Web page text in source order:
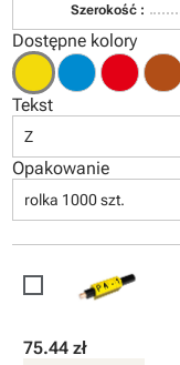
Szerokość :
Dostępne kolory
Tekst
Z
Opakowanie
rolka 1000 szt.
75.44 zł